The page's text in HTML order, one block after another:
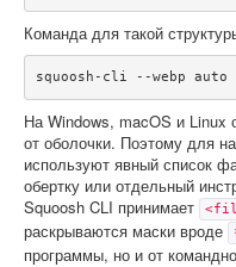
Команда для такой
squoosh-cli --webp
На Windows, macOS и Linux
от оболочки. Поэтому для
используют явный список
обертку или отдельный
Squoosh CLI принимает
раскрываются маски вроде
программы, но и от